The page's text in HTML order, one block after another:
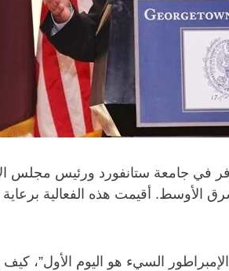
في جامعة ستانفورد ورئيس
الأوسط. أقيمت هذه الفعالية
السيء هو اليوم الأول”،